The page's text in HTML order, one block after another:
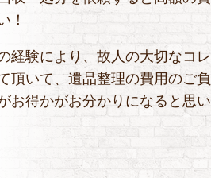
！
経験により、故人の大切なコレ
頂いて、遺品整理の費用のご負
お得かがお分かりになると思い